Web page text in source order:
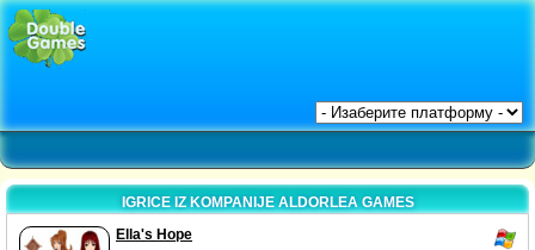
IGRICE IZ KOMPANIJE ALDORLEA GAMES
Ella's Hope